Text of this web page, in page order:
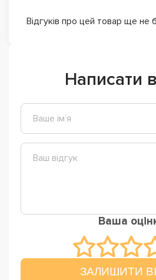
Відгуків про цей товар ще не
Написати
Ваша
ЗАЛИШИТИ